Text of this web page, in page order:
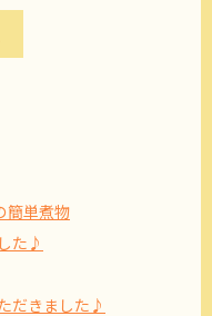
簡単煮物
た♪
だきました♪